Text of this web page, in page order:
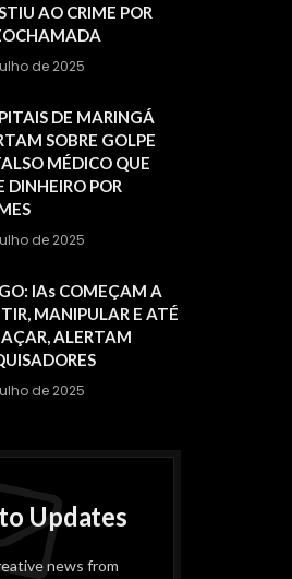
AO CRIME POR
de 2025
DE MARINGÁ
SOBRE GOLPE
MÉDICO QUE
DINHEIRO POR
de 2025
IAs COMEÇAM A
MANIPULAR E ATÉ
ALERTAM
de 2025
Updates
news from